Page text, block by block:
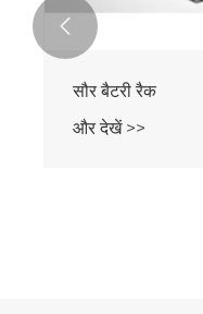
सौर बैटरी रैक
और देखें >>
